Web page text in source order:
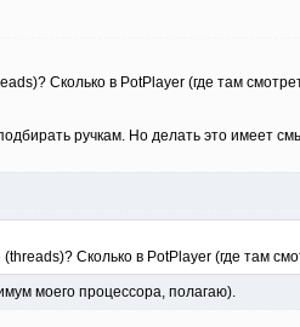
Сколько в PotPlayer (где там
ручкам. Но делать это имеет
Сколько в PotPlayer (где там
моего процессора, полагаю).